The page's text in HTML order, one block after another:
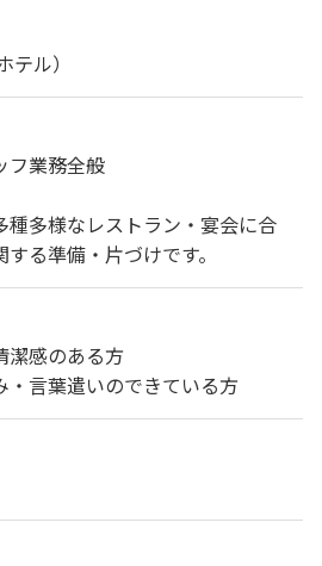
ル）
フ業務全般
種多様なレストラン・宴会に合
る準備・片づけです。
潔感のある方
・言葉遣いのできている方